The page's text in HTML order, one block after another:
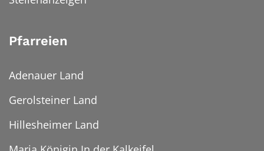
Pfarreien
Adenauer Land
Gerolsteiner Land
Hillesheimer Land